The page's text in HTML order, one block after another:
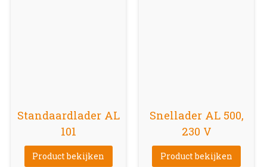
Standaardlader AL
101
Product bekijken
Snellader AL 500,
230 V
Product bekijken